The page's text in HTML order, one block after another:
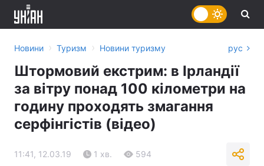
Новини › Туризм › Новини туризму рус
Штормовий екстрим: в Ірландії
за вітру понад 100 кілометри на
годину проходять змагання
серфінгістів (відео)
11:41, 12.03.19 1 хв. 594